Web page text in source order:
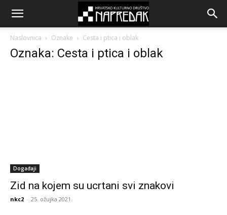
Naslovnica Oznake Cesta i ptica i oblak
Oznaka: Cesta i ptica i oblak
Događaji
Zid na kojem su ucrtani svi znakovi
nkc2 - 25. ožujka 2021.